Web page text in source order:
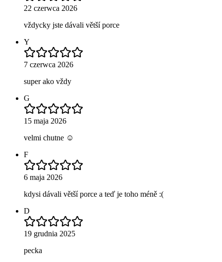
22 czerwca 2026
vždycky jste dávali větší porce
Y
7 czerwca 2026
super ako vždy
G
15 maja 2026
velmi chutne ☺️
F
6 maja 2026
kdysi dávali větší porce a teď je toho méně :(
D
19 grudnia 2025
pecka